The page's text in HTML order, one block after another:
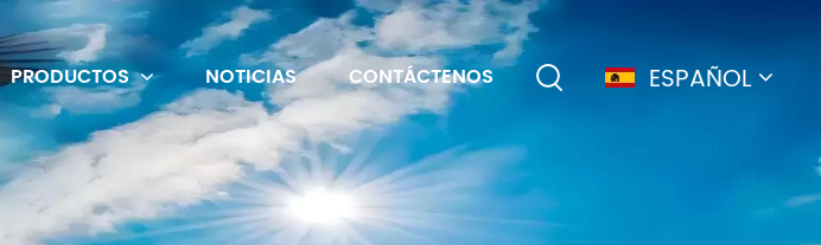
PRODUCTOS NOTICIAS CONTÁCTENOS ESPAÑOL